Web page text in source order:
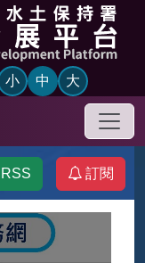
小 中 大
手機
RSS 訂閱